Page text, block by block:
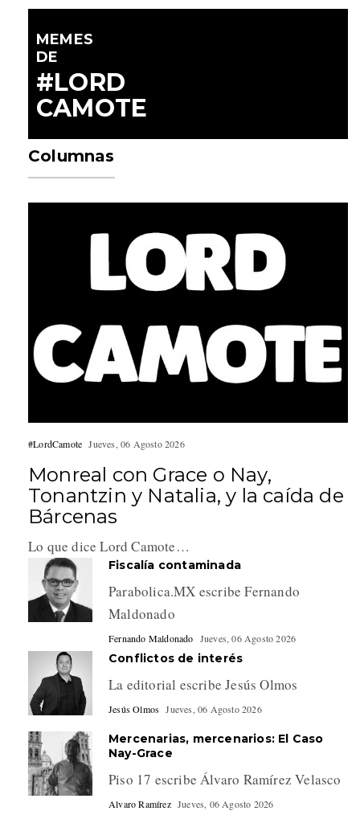
MEMES
DE
#LORD
CAMOTE
Columnas
#LordCamote Jueves, 06 Agosto 2026
Monreal con Grace o Nay,
Tonantzin y Natalia, y la caída de
Bárcenas
Lo que dice Lord Camote…
Fiscalía contaminada
Parabolica.MX escribe Fernando
Maldonado
Fernando Maldonado Jueves, 06 Agosto 2026
Conflictos de interés
La editorial escribe Jesús Olmos
Jesús Olmos Jueves, 06 Agosto 2026
Mercenarias, mercenarios: El Caso
Nay-Grace
Piso 17 escribe Álvaro Ramírez Velasco
Alvaro Ramírez Jueves, 06 Agosto 2026